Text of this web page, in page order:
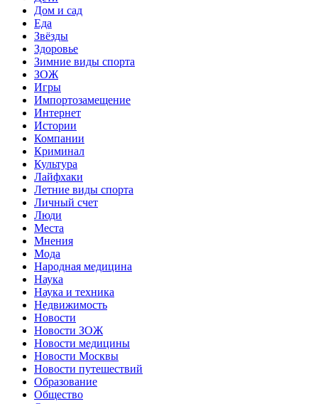
Дом и сад
Еда
Звёзды
Здоровье
Зимние виды спорта
ЗОЖ
Игры
Импортозамещение
Интернет
Истории
Компании
Криминал
Культура
Лайфхаки
Летние виды спорта
Личный счет
Люди
Места
Мнения
Мода
Народная медицина
Наука
Наука и техника
Недвижимость
Новости
Новости ЗОЖ
Новости медицины
Новости Москвы
Новости путешествий
Образование
Общество